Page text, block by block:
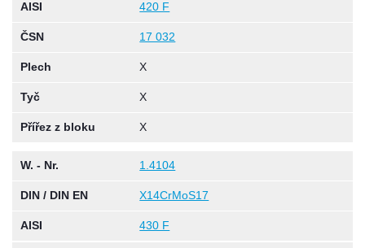
AISI 420 F
ČSN 17 032
Plech X
Tyč X
Přířez z bloku X
W. - Nr. 1.4104
DIN / DIN EN X14CrMoS17
AISI 430 F